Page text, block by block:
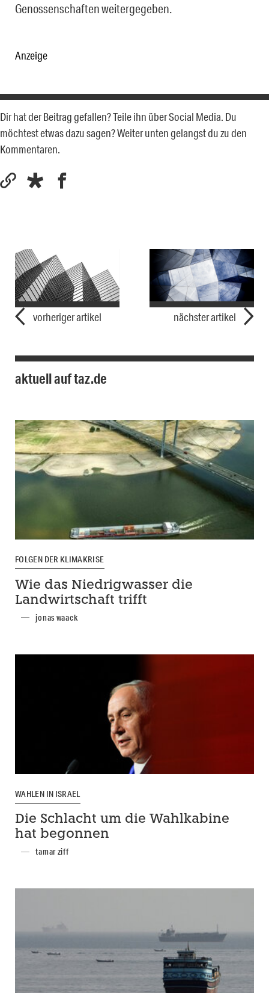
Genossenschaften weitergegeben.
Anzeige
Dir hat der Beitrag gefallen? Teile ihn über Social Media. Du
möchtest etwas dazu sagen? Weiter unten gelangst du zu den
Kommentaren.
vorheriger artikel nächster artikel
aktuell auf taz.de
FOLGEN DER KLIMAKRISE
Wie das Niedrigwasser die
Landwirtschaft trifft
jonas waack
WAHLEN IN ISRAEL
Die Schlacht um die Wahlkabine
hat begonnen
tamar ziff